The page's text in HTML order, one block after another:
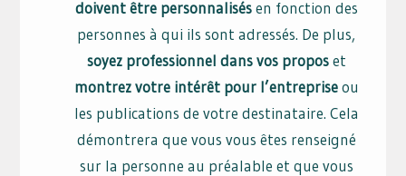
doivent être personnalisésen fonction des
personnes à qui ils sont adressés. De plus,
soyez professionnel dans vos proposet
montrez votre intérêt pour l’entrepriseou
les publications de votre destinataire. Cela
démontrera que vous vous êtes renseigné
sur la personne au préalable et que vous